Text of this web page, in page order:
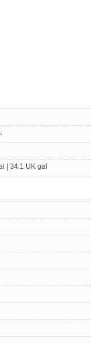
| 34.1 UK gal